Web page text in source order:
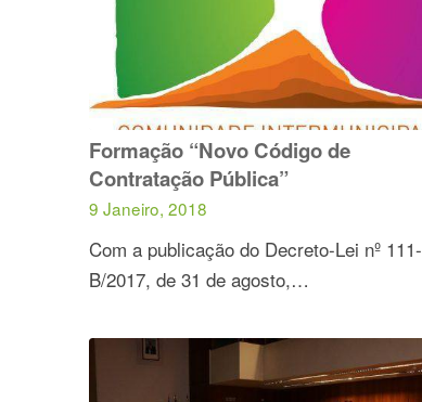
Formação “Novo Código de
Contratação Pública”
9 Janeiro, 2018
Com a publicação do Decreto-Lei nº 111-
B/2017, de 31 de agosto,…